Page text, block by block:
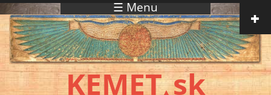
Skočiť na hlavný obsah ☰ Menu
KEMET▲ sk